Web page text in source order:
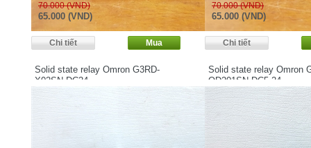
70.000 (VND)
65.000 (VND)
70.000 (VND)
65.000 (VND)
Solid state relay Omron G3RD-
X02SN DC24
Solid state relay Omron
OD201SN DC5-24